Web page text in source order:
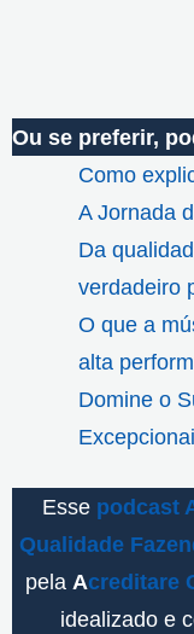
Ou se preferir,
Como
A Jornada
Da
verdadeiro
O que a
alta
Domine o
Esse podcast
Qualidade
pela Acreditare
idealizado e